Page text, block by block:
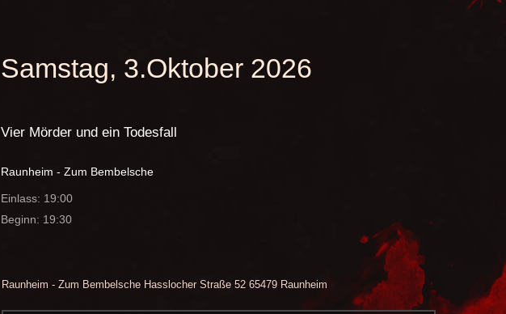
Samstag, 3.Oktober 2026
Vier Mörder und ein Todesfall
Raunheim - Zum Bembelsche
Einlass: 19:00
Beginn: 19:30
Raunheim - Zum BembelscheHasslocher Straße 52 65479 Raunheim